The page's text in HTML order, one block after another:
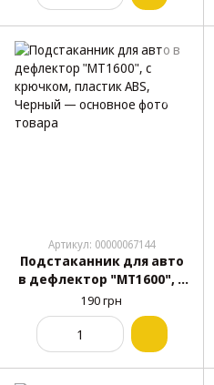
Артикул: 00000067144
Подстаканник для авто
в дефлектор "MT1600", с
крючком, пластик ABS,
Черный
190 грн